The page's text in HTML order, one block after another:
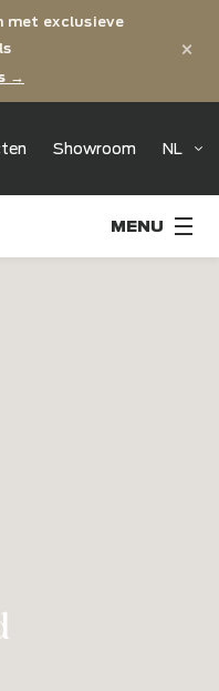
met exclusieve
→
×
Showroom NL